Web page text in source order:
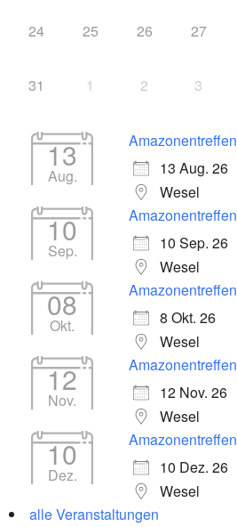
24 25 26 27
31 1 2 3
13
Aug.
Amazonentreffen
13 Aug. 26
Wesel
10
Sep.
Amazonentreffen
10 Sep. 26
Wesel
08
Okt.
Amazonentreffen
8 Okt. 26
Wesel
12
Nov.
Amazonentreffen
12 Nov. 26
Wesel
10
Dez.
Amazonentreffen
10 Dez. 26
Wesel
alle Veranstaltungen